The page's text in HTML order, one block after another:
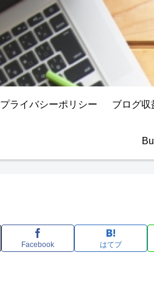
プライバシーポリシー ブログ収
Facebook はてブ